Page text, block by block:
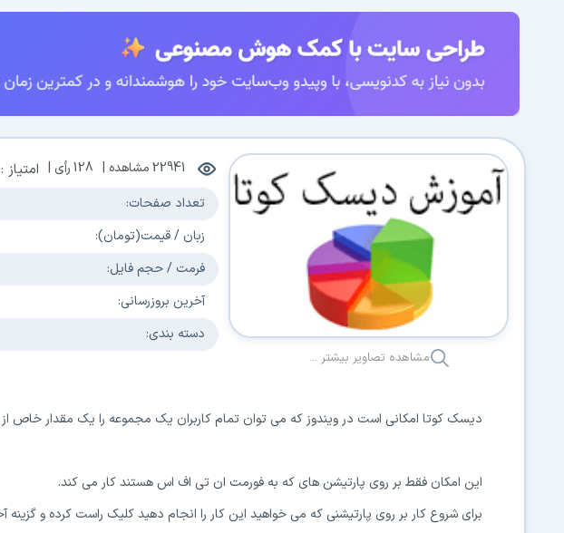
مشاهده تصاویر بیشتر ...
22941مشاهده | 128رأی | امتیاز :
تعداد صفحات:
زبان / قیمت(تومان):
فرمت / حجم فایل:
آخرین بروزرسانی:
دسته بندی:
دیسک کوتا امکانی است در ویندوز که می توان تمام کاربران یک مجموعه را یک مقدار
این امکان فقط بر روی پارتیشن های که به فورمت ان تی اف اس هستند کار می کند.
برای شروع کار بر روی پارتیشنی که می خواهید این کار را انجام دهید کلیک راست کرده و گزینه